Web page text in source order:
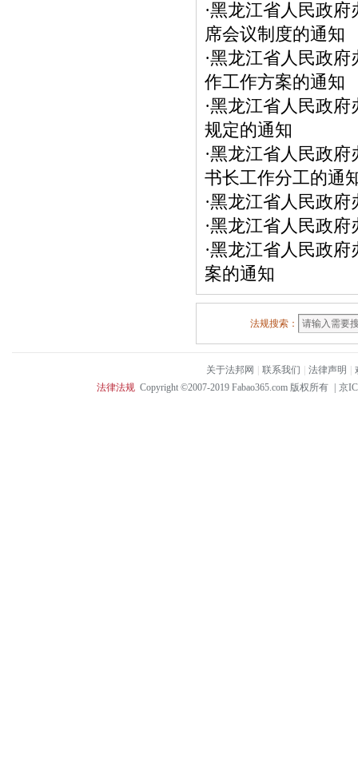
·黑龙江省人民政府
席会议制度的通知
·黑龙江省人民政府
作工作方案的通知
·黑龙江省人民政府
规定的通知
·黑龙江省人民政府
书长工作分工的通
·黑龙江省人民政府
·黑龙江省人民政府
·黑龙江省人民政府
案的通知
法规搜索：
关于法邦网 联系我们 法律声明
法律法规 Copyright ©2007-2019 Fabao365.com 版权所有 京